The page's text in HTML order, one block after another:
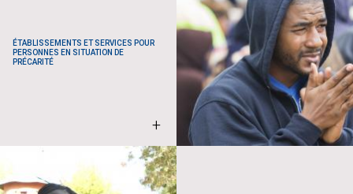
ÉTABLISSEMENTS ET SERVICES POUR
PERSONNES EN SITUATION DE
PRÉCARITÉ
+